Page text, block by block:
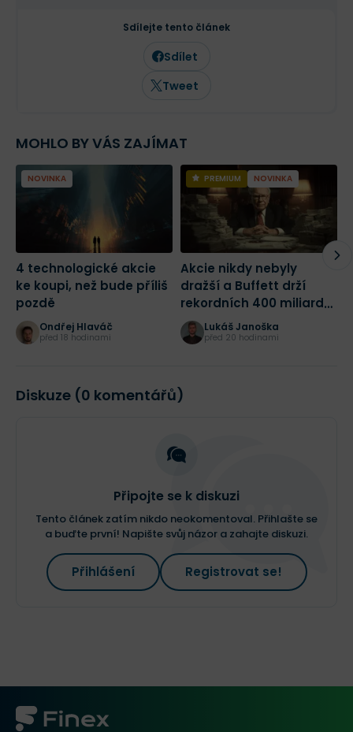
Sdílejte tento článek
Sdílet
Tweet
MOHLO BY VÁS ZAJÍMAT
NOVINKA
4 technologické akcie
ke koupi, než bude příliš
pozdě
Ondřej Hlaváč
před 18 hodinami
PREMIUM NOVINKA
Akcie nikdy nebyly
dražší a Buffett drží
rekordních 400 miliard
dolarů! Jak bych dnes
začal investovat?
Lukáš Janoška
před 20 hodinami
Diskuze (0 komentářů)
Připojte se k diskuzi
Tento článek zatím nikdo neokomentoval. Přihlašte se
a buďte první! Napište svůj názor a zahajte diskuzi.
Přihlášení Registrovat se!